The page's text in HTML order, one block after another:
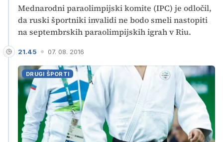
Mednarodni paraolimpijski komite (IPC) je odločil,
da ruski športniki invalidi ne bodo smeli nastopiti
na septembrskih paraolimpijskih igrah v Riu.
DRUGI ŠPORTI
21.45 07. 08. 2016